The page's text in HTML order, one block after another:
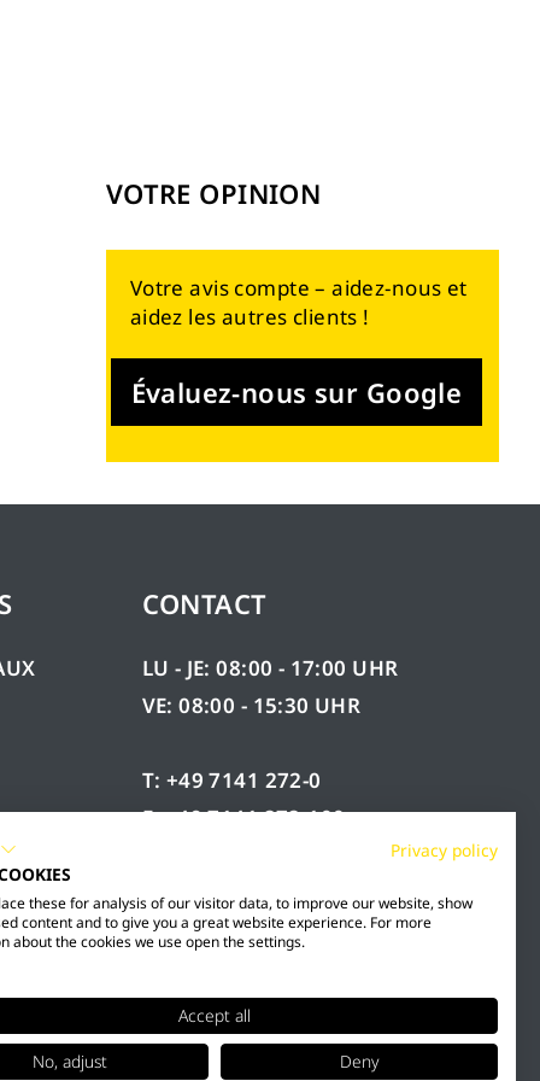
VOTRE OPINION
Votre avis compte – aidez-nous et
aidez les autres clients !
Évaluez-nous sur Google
CONTACT
LU - JE: 08:00 - 17:00 UHR
VE: 08:00 - 15:30 UHR
T: +49 7141 272-0
F: +49 7141 272-100
Privacy policy
these for analysis of our visitor data, to improve our website, show
content and to give you a great website experience. For more
about the cookies we use open the settings.
Accept all
No, adjust
Deny